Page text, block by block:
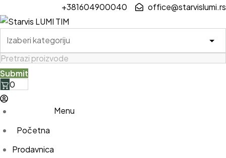
to
content
+381604900040 office@starvislumi.rs
0
Početna
Prodavnica
Menu